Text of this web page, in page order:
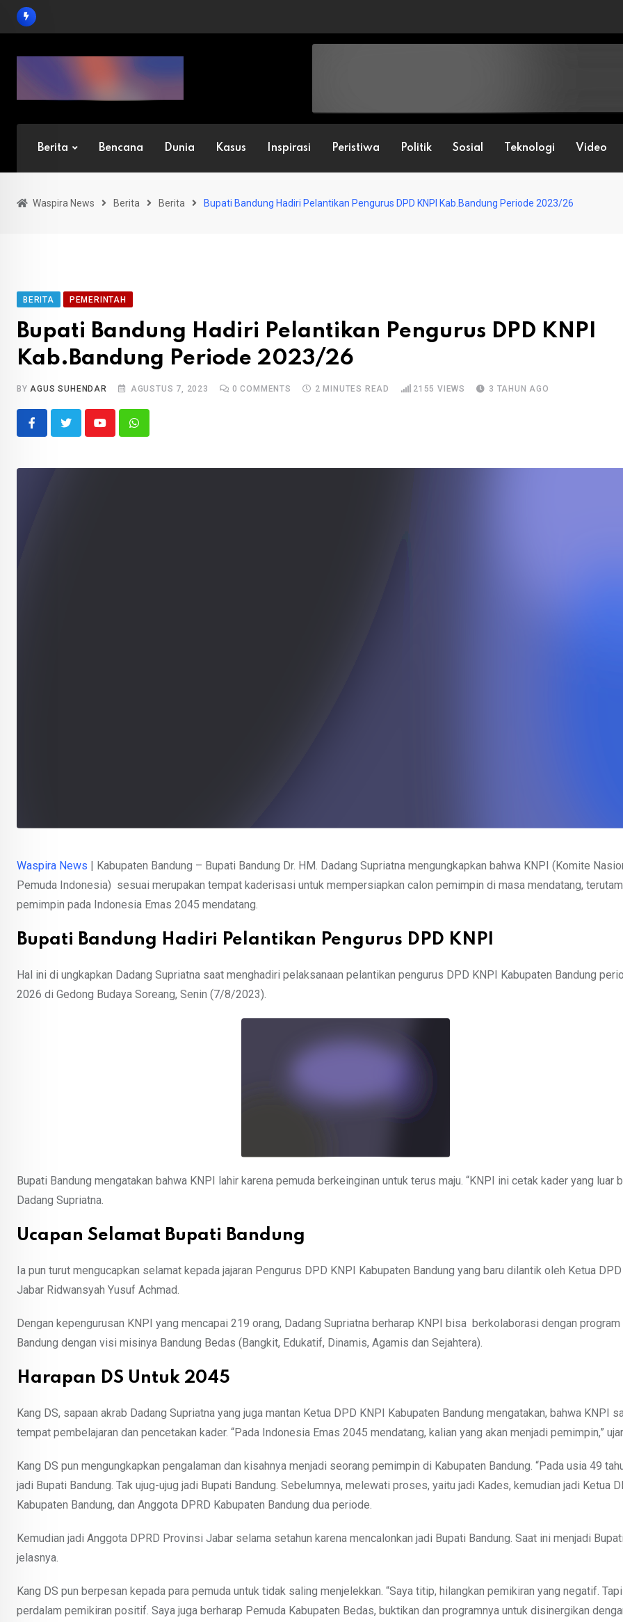
Skip
Berita Bencana Dunia Kasus Inspirasi Peristiwa Politik Sosial Teknologi Video
Waspira News Berita Berita Bupati Bandung Hadiri Pelantikan Pengurus DPD KNPI Kab.Bandung Periode 2023/26
BERITA PEMERINTAH
Bupati Bandung Hadiri Pelantikan Pengurus DPD KNPI
Kab.Bandung Periode 2023/26
BYAGUS SUHENDAR AGUSTUS 7, 2023 0 COMMENTS 2 MINUTES READ 2155 VIEWS 3 TAHUN AGO
YoutubeWhatsapp
Waspira News | Kabupaten Bandung – Bupati Bandung Dr. HM. Dadang Supriatna mengungkapkan bahwa KNPI (Komite
Pemuda Indonesia) sesuai merupakan tempat kaderisasi untuk mempersiapkan calon pemimpin di masa mendatang,
pemimpin pada Indonesia Emas 2045 mendatang.
Bupati Bandung Hadiri Pelantikan Pengurus DPD KNPI
Hal ini di ungkapkan Dadang Supriatna saat menghadiri pelaksanaan pelantikan pengurus DPD KNPI Kabupaten Bandung
2026 di Gedong Budaya Soreang, Senin (7/8/2023).
Bupati Bandung mengatakan bahwa KNPI lahir karena pemuda berkeinginan untuk terus maju. “KNPI ini cetak kader yang luar
Dadang Supriatna.
Ucapan Selamat Bupati Bandung
Ia pun turut mengucapkan selamat kepada jajaran Pengurus DPD KNPI Kabupaten Bandung yang baru dilantik oleh Ketua
Jabar Ridwansyah Yusuf Achmad.
Dengan kepengurusan KNPI yang mencapai 219 orang, Dadang Supriatna berharap KNPI bisa berkolaborasi dengan program
Bandung dengan visi misinya Bandung Bedas (Bangkit, Edukatif, Dinamis, Agamis dan Sejahtera).
Harapan DS Untuk 2045
Kang DS, sapaan akrab Dadang Supriatna yang juga mantan Ketua DPD KNPI Kabupaten Bandung mengatakan, bahwa KNPI
tempat pembelajaran dan pencetakan kader. “Pada Indonesia Emas 2045 mendatang, kalian yang akan menjadi pemimpin,”
Kang DS pun mengungkapkan pengalaman dan kisahnya menjadi seorang pemimpin di Kabupaten Bandung. “Pada usia 49
jadi Bupati Bandung. Tak ujug-ujug jadi Bupati Bandung. Sebelumnya, melewati proses, yaitu jadi Kades, kemudian jadi Ketua
Kabupaten Bandung, dan Anggota DPRD Kabupaten Bandung dua periode.
Kemudian jadi Anggota DPRD Provinsi Jabar selama setahun karena mencalonkan jadi Bupati Bandung. Saat ini menjadi Bupati
jelasnya.
Kang DS pun berpesan kepada para pemuda untuk tidak saling menjelekkan. “Saya titip, hilangkan pemikiran yang negatif.
perdalam pemikiran positif. Saya juga berharap Pemuda Kabupaten Bedas, buktikan dan programnya untuk disinergikan